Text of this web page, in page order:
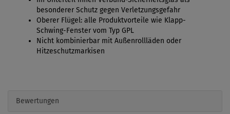
besonderer Schutz gegen Verletzungsgefahr
Oberer Flügel: alle Produktvorteile wie Klapp-
Schwing-Fenster vom Typ GPL
Nicht kombinierbar mit Außenrollläden oder
Hitzeschutzmarkisen
Bewertungen